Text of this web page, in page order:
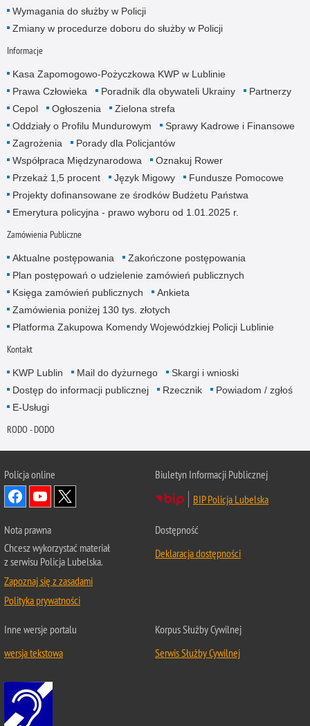
Wymagania do służby w Policji
Zmiany w procedurze doboru do służby w Policji
Informacje
Kasa Zapomogowo-Pożyczkowa KWP w Lublinie
Prawa Człowieka
Poradnik dla obywateli Ukrainy
Partnerzy
Cepol
Ogłoszenia
Zielona strefa
Oddziały o Profilu Mundurowym
Sprawy Kadrowe i Finansowe
Zagrożenia
Porady dla Policjantów
Współpraca Międzynarodowa
Oznakuj Rower
Przekaż 1,5 procent
Język Migowy
Fundusze Pomocowe
Projekty dofinansowane ze środków Budżetu Państwa
Emerytura policyjna - prawo wyboru od 1.01.2025 r.
Zamówienia Publiczne
Aktualne postępowania
Zakończone postępowania
Plan postępowań o udzielenie zamówień publicznych
Księga zamówień publicznych
Ankieta
Zamówienia poniżej 130 tys. złotych
Platforma Zakupowa Komendy Wojewódzkiej Policji Lublinie
Kontakt
KWP Lublin Mail do dyżurnego
Skargi i wnioski
Dostęp do informacji publicznej
Rzecznik
Powiadom / zgłoś
E-Usługi
RODO - DODO
Policja online
Biuletyn Informacji Publicznej
BIP Policja Lubelska
Nota prawna
Chcesz wykorzystać materiał
z serwisu Policja Lubelska.
Zapoznaj się z zasadami
Polityka prywatności
Dostępność
Deklaracja dostępności
Inne wersje portalu
wersja tekstowa
Korpus Służby Cywilnej
Serwis Służby Cywilnej